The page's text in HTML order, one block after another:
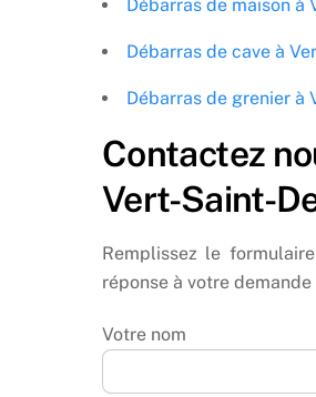
Débarras de maison à
Débarras de cave à
Débarras de grenier à
Contactez
Vert-Saint-
Remplissez le
réponse à votre
Votre nom